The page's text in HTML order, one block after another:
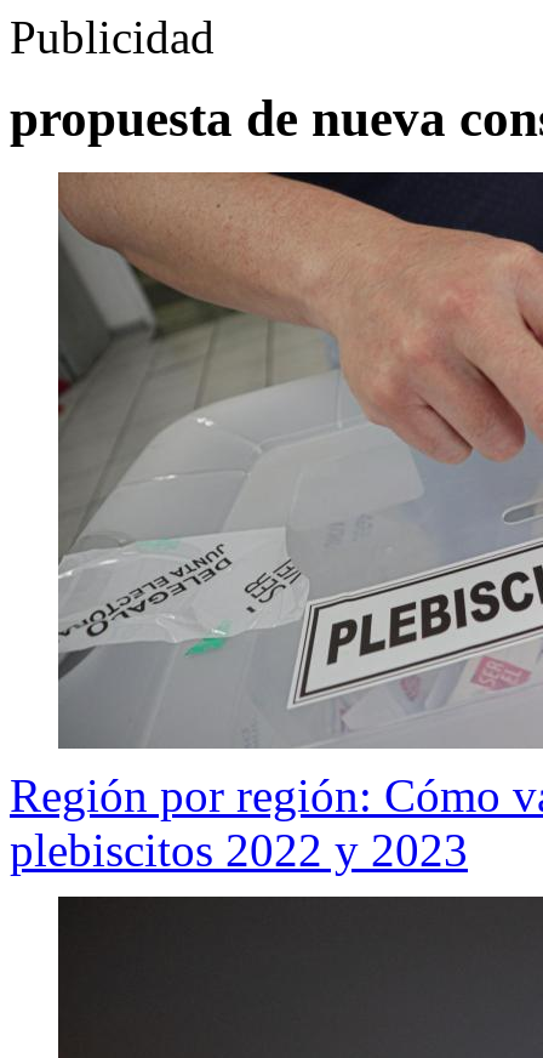
Publicidad
propuesta de nueva
Región por región: Cómo
plebiscitos 2022 y 2023